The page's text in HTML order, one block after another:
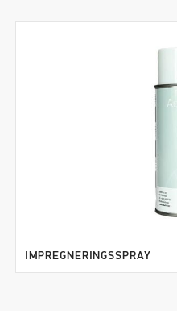
IMPREGNERINGSSPRAY